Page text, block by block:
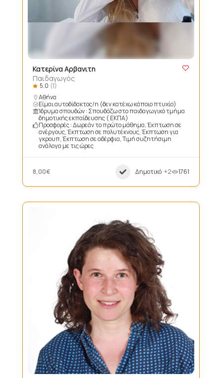
Κατερίνα Αρβανιτη
Παιδαγωγός
5.0 (1)
Αθήνα
Είμαι αυτοδίδακτος/η (δεν κατέχω κάποιο πτυχίο)
Ίδρυμα σπουδών : Σπουδάζω στο παιδαγωγικό τμήμα
δημοτικής εκπαίδευσης ( ΕΚΠΑ)
Προσφορές : Δωρεάν το πρώτο μάθημα, Έκπτωση σε
ανέργους, Έκπτωση σε πολυτέκνους, Έκπτωση για
γκρουπ, Έκπτωση σε αδέρφια, Τιμή συζητήσιμη
ανάλογα με τις ώρες
8,00€ Δημοτικό +2 1761